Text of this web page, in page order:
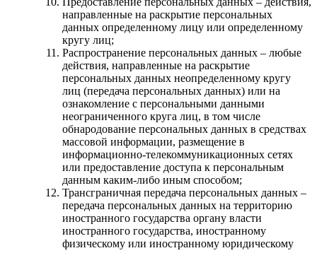
направленные на раскрытие персональных
данных определенному лицу или определенному
кругу лиц;
Распространение персональных данных – любые
действия, направленные на раскрытие
персональных данных неопределенному кругу
лиц (передача персональных данных) или на
ознакомление с персональными данными
неограниченного круга лиц, в том числе
обнародование персональных данных в средствах
массовой информации, размещение в
информационно-телекоммуникационных сетях
или предоставление доступа к персональным
данным каким-либо иным способом;
Трансграничная передача персональных данных –
передача персональных данных на территорию
иностранного государства органу власти
иностранного государства, иностранному
физическому или иностранному юридическому